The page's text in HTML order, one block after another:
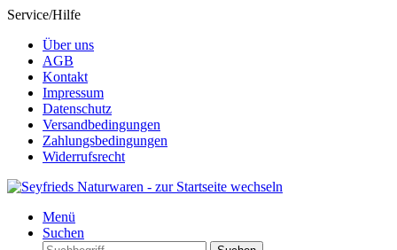
Service/Hilfe
Über uns
AGB
Kontakt
Impressum
Datenschutz
Versandbedingungen
Zahlungsbedingungen
Widerrufsrecht
Menü
Suchen